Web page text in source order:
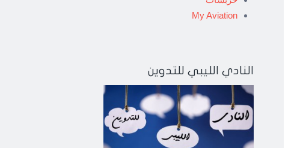
My Aviation
النادي الليبي للتدوين